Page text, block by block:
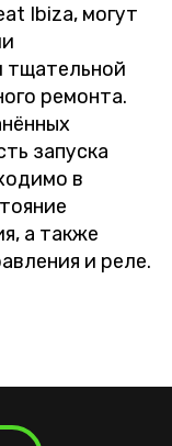
Ibiza, могут
тщательной
ремонта.
запуска
в
а также
и реле.